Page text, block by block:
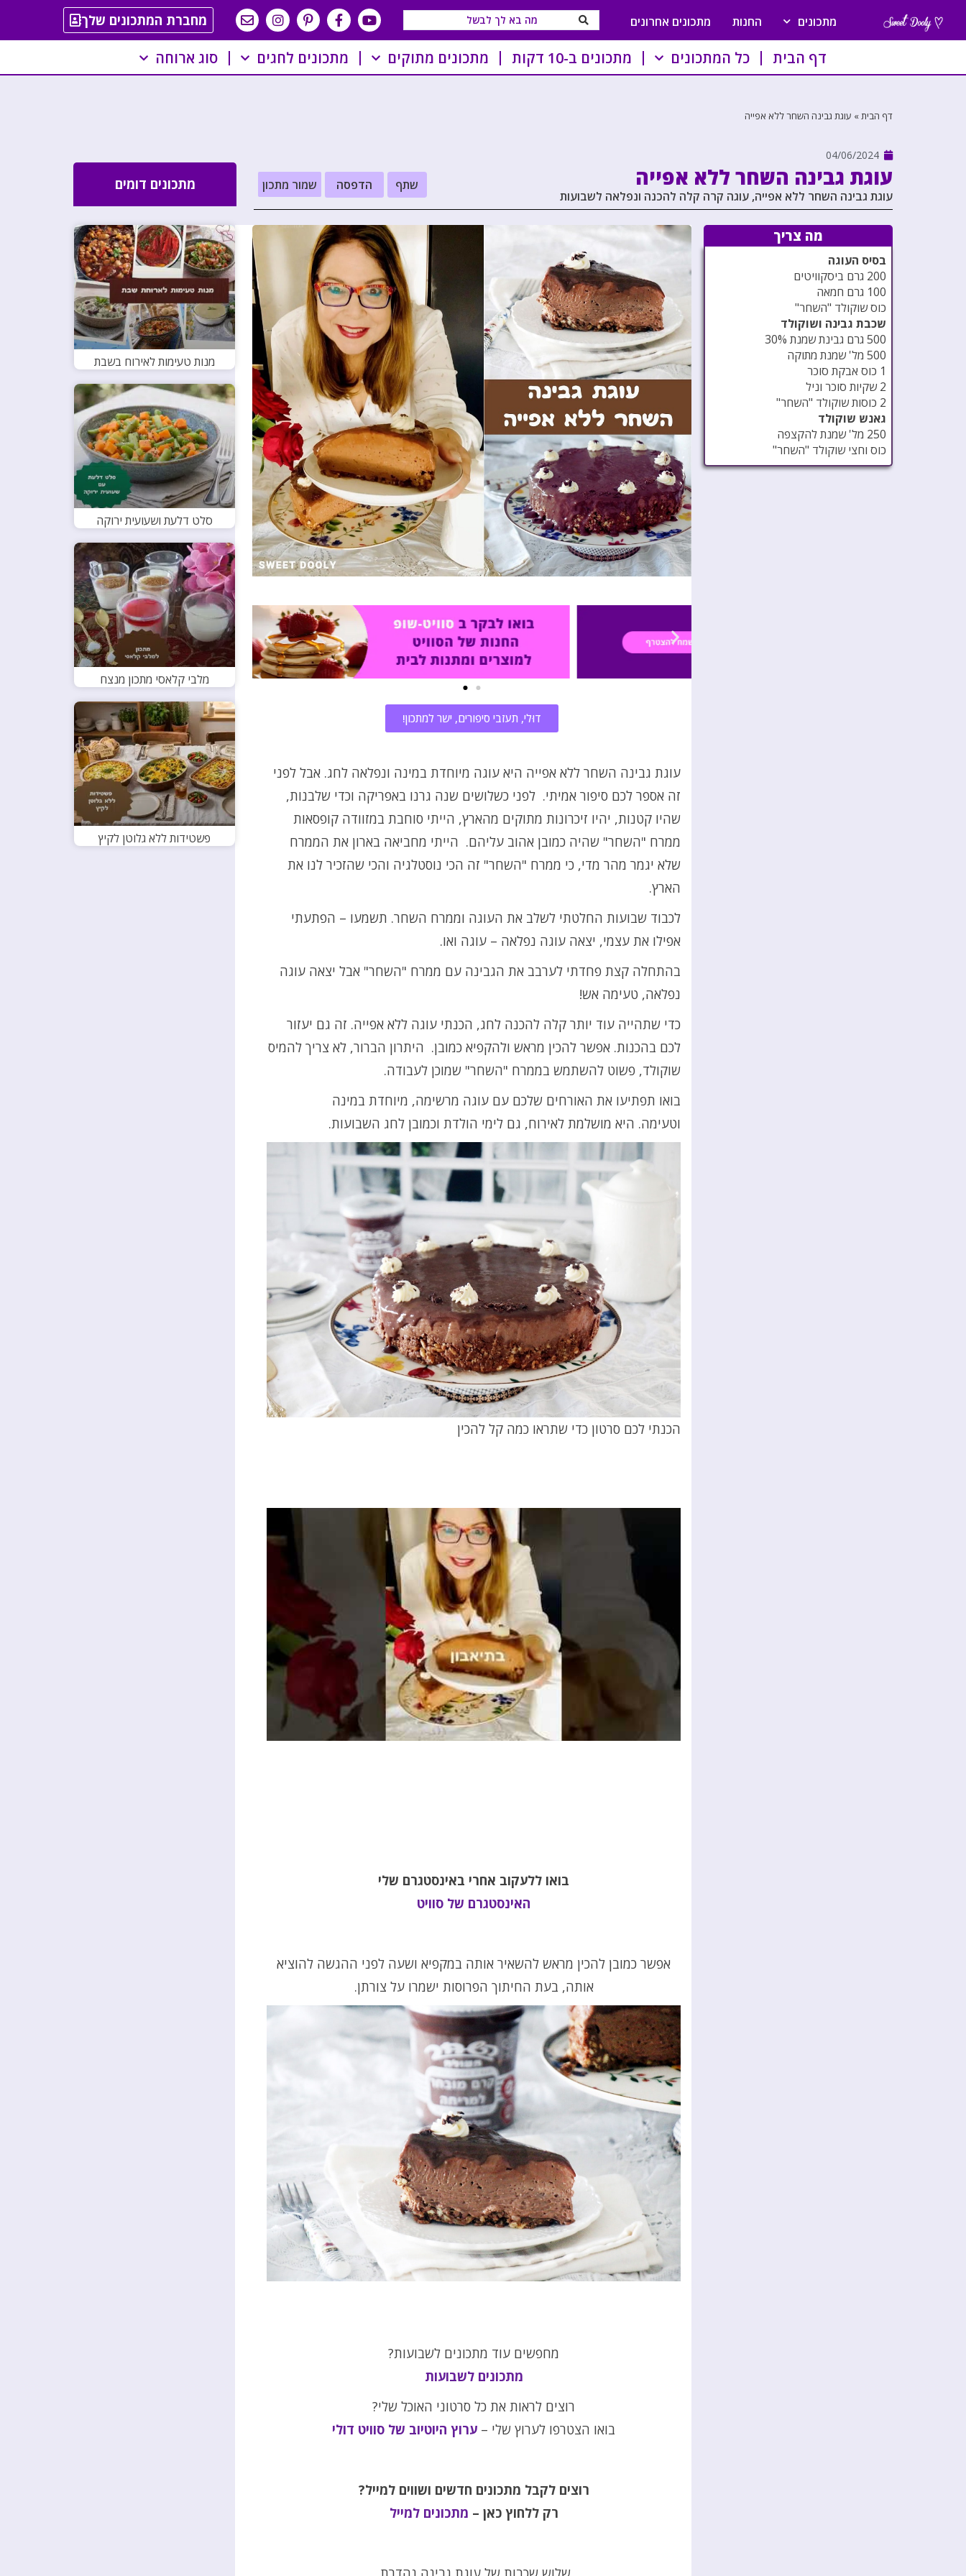
מתכונים החנות מתכונים אחרונים מחברת המתכונים שלך
דף הבית כל המתכונים מתכונים ב-10 דקות מתכונים מתוקים מתכונים לחגים סוג ארוחה
דף הבית» עוגת גבינה השחר ללא אפייה
04/06/2024
עוגת גבינה השחר ללא אפייה
עוגת גבינה השחר ללא אפייה, עוגה קרה קלה להכנה ונפלאה לשבועות
שתף הדפסה שמור מתכון מתכונים דומים
מה צריך
בסיס העוגה
200 גרם ביסקוויטים
100 גרם חמאה
כוס שוקולד "השחר"
שכבת גבינה ושוקולד
500 גרם גבינת שמנת 30%
500 מל' שמנת מתוקה
1 כוס אבקת סוכר
2 שקיות סוכר וניל
2 כוסות שוקולד "השחר"
גאנש שוקולד
250 מל' שמנת להקצפה
כוס וחצי שוקולד "השחר"
דוּלי, תעזבי סיפורים, ישר למתכון!
עוגת גבינה השחר ללא אפייה היא עוגה מיוחדת במינה ונפלאה לחג. אבל לפני
זה אספר לכם סיפור אמיתי. לפני כשלושים שנה גרנו באפריקה וכדי שלבנות,
שהיו קטנות, יהיו זיכרונות מתוקים מהארץ, הייתי סוחבת במזוודה קופסאות
ממרח "השחר" שהיה כמובן אהוב עליהם. הייתי מחביאה בארון את הממרח
שלא יגמר מהר מדי, כי ממרח "השחר" זה הכי נוסטלגיה והכי שהזכיר לנו את
הארץ.
לכבוד שבועות החלטתי לשלב את העוגה וממרח השחר. תשמעו – הפתעתי
אפילו את עצמי, יצאה עוגה נפלאה – עוגה ואו.
בהתחלה קצת פחדתי לערבב את הגבינה עם ממרח "השחר" אבל יצאה עוגה
נפלאה, טעימה אש!
כדי שתהייה עוד יותר קלה להכנה לחג, הכנתי עוגה ללא אפייה. זה גם יעזור
לכם בהכנות. אפשר להכין מראש ולהקפיא כמובן. היתרון הברור, לא צריך להמיס
שוקולד, פשוט להשתמש בממרח "השחר" שמוכן לעבודה.
בואו תפתיעו את האורחים שלכם עם עוגה מרשימה, מיוחדת במינה
וטעימה. היא מושלמת לאירוח, גם לימי הולדת וכמובן לחג השבועות.
הכנתי לכם סרטון כדי שתראו כמה קל להכין
בואו ללעקוב אחרי באינסטגרם שלי
האינסטגרם של סוויט
אפשר כמובן להכין מראש להשאיר אותה במקפיא ושעה לפני ההגשה להוציא
אותה, בעת החיתוך הפרוסות ישמרו על צורתן.
מחפשים עוד מתכונים לשבועות?
מתכונים לשבועות
רוצים לראות את כל סרטוני האוכל שלי?
בואו הצטרפו לערוץ שלי – ערוץ היוטיוב של סוויט דולי
רוצים לקבל מתכונים חדשים ושווים למייל?
רק ללחוץ כאן – מתכונים למייל
מנות טעימות לאירוח בשבת
סלט דלעת ושעועית ירוקה
מלבי קלאסי מתכון מנצח
פשטידות ללא גלוטן לקיץ